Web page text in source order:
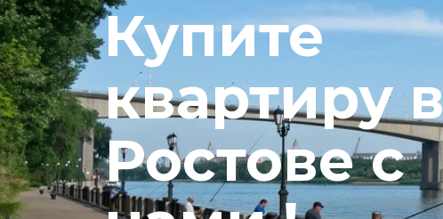
Купите
квартиру в
Ростове с